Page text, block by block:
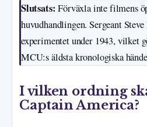
Slutsats: Förväxla inte filmens
huvudhandlingen. Sergeant
experimentet under 1943, vilket
MCU:s äldsta kronologiska
I vilken ordning
Captain America?